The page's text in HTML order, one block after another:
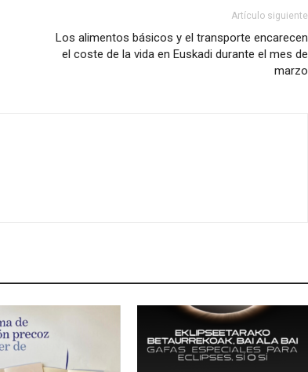
Artículo siguiente
Los alimentos básicos y el transporte encarecen
el coste de la vida en Euskadi durante el mes de
marzo